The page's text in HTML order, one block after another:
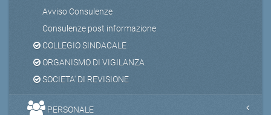
Avviso Consulenze
Consulenze post informazione
COLLEGIO SINDACALE
ORGANISMO DI VIGILANZA
SOCIETA' DI REVISIONE
PERSONALE